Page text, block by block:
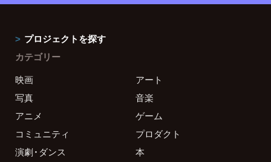
プロジェクトを探す
カテゴリー
映画
アート
写真
音楽
アニメ
ゲーム
コミュニティ
プロダクト
演劇・ダンス
本